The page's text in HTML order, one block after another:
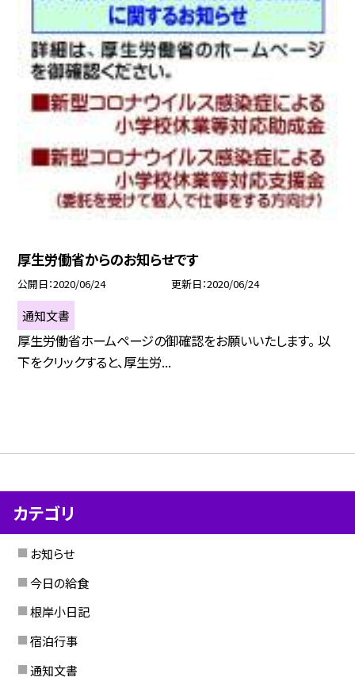
厚生労働省からのお知らせです
公開日 2020/06/24 更新日 2020/06/24
通知文書
厚生労働省ホームページの御確認をお願いいたします。 以
下をクリックすると、厚生労...
カテゴリ
お知らせ
今日の給食
根岸小日記
宿泊行事
通知文書